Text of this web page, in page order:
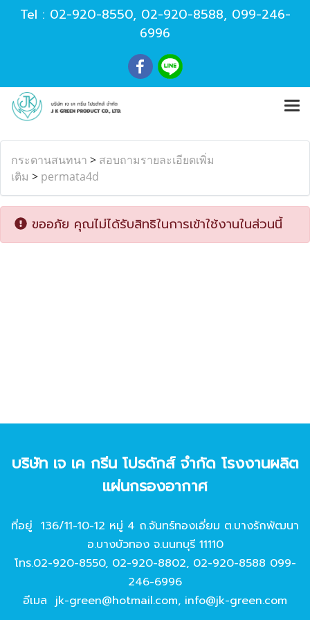
Tel : 02-920-8550, 02-920-8588, 099-246-
6996
กระดานสนทนา > สอบถามรายละเอียดเพิ่ม
เติม > permata4d
ขออภัย คุณไม่ได้รับสิทธิในการเข้าใช้งานในส่วนนี้
บริษัท เจ เค กรีน โปรดักส์ จํากัด โรงงานผลิต
แผ่นกรองอากาศ
ที่อยู่ 136/11-10-12 หมู่ 4 ถ.จันทร์ทองเอี่ยม ต.บางรักพัฒนา
อ.บางบัวทอง จ.นนทบุรี 11110
โทร.02-920-8550, 02-920-8802, 02-920-8588 099-
246-6996
อีเมล jk-green@hotmail.com, info@jk-green.com